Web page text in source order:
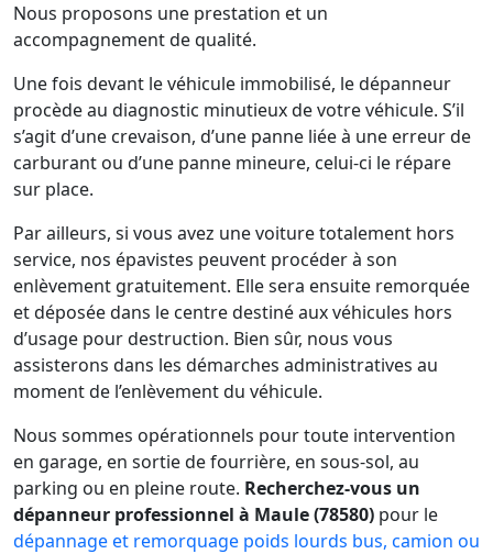
Nous proposons une prestation et un
accompagnement de qualité.
Une fois devant le véhicule immobilisé, le dépanneur
procède au diagnostic minutieux de votre véhicule. S’il
s’agit d’une crevaison, d’une panne liée à une erreur de
carburant ou d’une panne mineure, celui-ci le répare
sur place.
Par ailleurs, si vous avez une voiture totalement hors
service, nos épavistes peuvent procéder à son
enlèvement gratuitement. Elle sera ensuite remorquée
et déposée dans le centre destiné aux véhicules hors
d’usage pour destruction. Bien sûr, nous vous
assisterons dans les démarches administratives au
moment de l’enlèvement du véhicule.
Nous sommes opérationnels pour toute intervention
en garage, en sortie de fourrière, en sous-sol, au
parking ou en pleine route. Recherchez-vous un
dépanneur professionnel à Maule (78580) pour le
dépannage et remorquage poids lourds bus, camion ou